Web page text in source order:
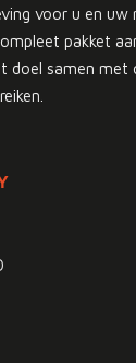
voor u en uw
pakket
doel samen met